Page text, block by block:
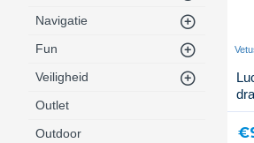
Navigatie
Fun
Veiligheid
Outlet
Outdoor